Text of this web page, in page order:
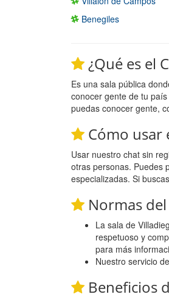
Benegiles
¿Qué es el
Es una sala pública
conocer gente de tu
puedas conocer gente,
Cómo usar
Usar nuestro chat sin
otras personas. Puedes
especializadas. Si
Normas
La sala de
respetuoso y
para más
Nuestro servicio
Beneficios